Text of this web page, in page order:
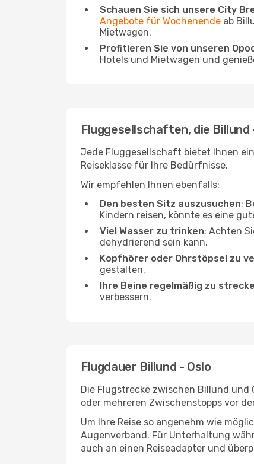
Schauen Sie sich unsere City
Angebote für Wochenende ab
Mietwagen.
Profitieren Sie von unseren
Hotels und Mietwagen und
Fluggesellschaften, die Billund
Jede Fluggesellschaft bietet Ihnen
Reiseklasse für Ihre Bedürfnisse.
Wir empfehlen Ihnen ebenfalls:
Den besten Sitz auszusuchen:
Kindern reisen, könnte es eine
Viel Wasser zu trinken: Achten
dehydrierend sein kann.
Kopfhörer oder Ohrstöpsel zu
gestalten.
Ihre Beine regelmäßig zu
verbessern.
Flugdauer Billund - Oslo
Die Flugstrecke zwischen Billund und
oder mehreren Zwischenstopps vor
Um Ihre Reise so angenehm wie
Augenverband. Für Unterhaltung
auch an einen Reiseadapter und